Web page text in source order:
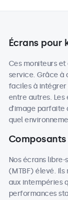
Écrans pour
Ces moniteurs
service. Grâce à
faciles à intégrer
entre autres. Les
d’image parfaite
quel
Nos écrans
(MTBF) élevé.
aux intempéries
performances